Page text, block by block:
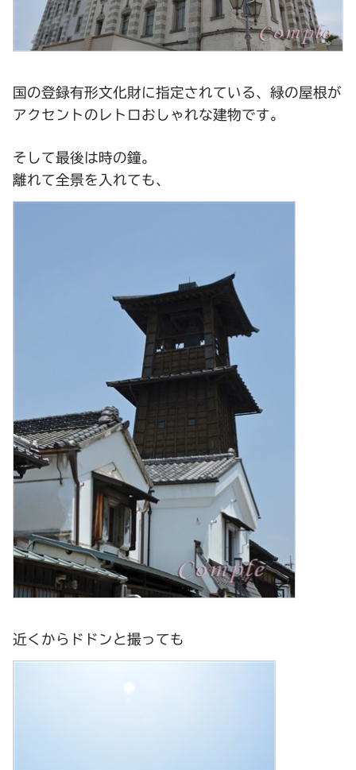
国の登録有形文化財に指定されている、緑の屋根が
アクセントのレトロおしゃれな建物です。
そして最後は時の鐘。
離れて全景を入れても、
近くからドドンと撮っても